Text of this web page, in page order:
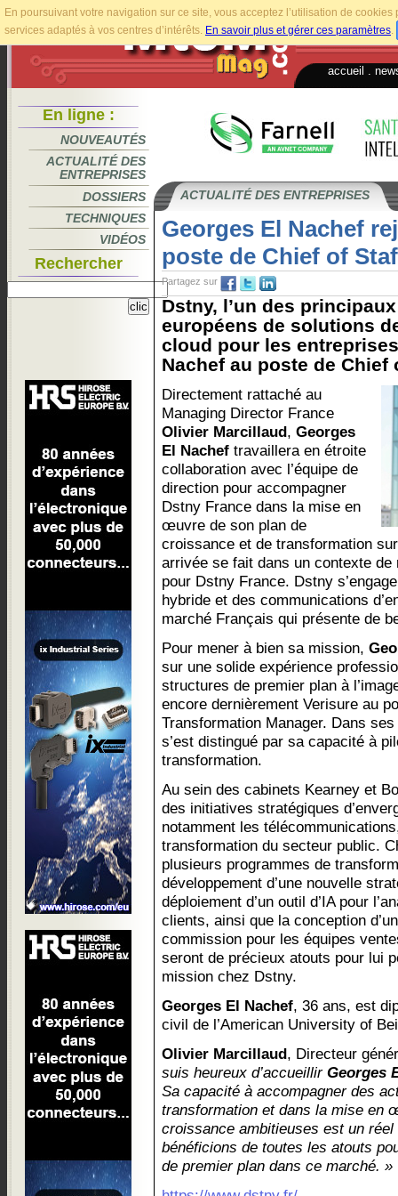
En poursuivant votre navigation sur ce site, vous acceptez l’utilisation de
services adaptés à vos centres d’intérêts. En savoir plus et gérer ces paramètres.
accueil
En ligne :
NOUVEAUTÉS
ACTUALITÉ DES
ENTREPRISES
DOSSIERS
TECHNIQUES
VIDÉOS
Rechercher
ACTUALITÉ DES ENTREPRISES
Georges El Nachef
poste de Chief of
Partagez sur
Dstny, l’un des
européens de solutions
cloud pour les
Nachef au poste de Chief
Directement rattaché au
Managing Director France
Olivier Marcillaud, Georges
El Nachef travaillera en étroite
collaboration avec l’équipe de
direction pour accompagner
Dstny France dans la mise en
œuvre de son plan de
croissance et de transformation
arrivée se fait dans un contexte
pour Dstny France. Dstny
hybride et des communications
marché Français qui présente de
Pour mener à bien sa mission,
sur une solide expérience
structures de premier plan à
encore dernièrement Verisure au
Transformation Manager. Dans
s’est distingué par sa capacité à
transformation.
Au sein des cabinets Kearney et
des initiatives stratégiques
notamment les
transformation du secteur public.
plusieurs programmes de
développement d’une nouvelle
déploiement d’un outil d’IA pour
clients, ainsi que la conception
commission pour les équipes
seront de précieux atouts pour lui
mission chez Dstny.
Georges El Nachef, 36 ans, est
civil de l’American University of
Olivier Marcillaud, Directeur
suis heureux d’accueillir Georges
Sa capacité à accompagner des
transformation et dans la mise en
croissance ambitieuses est un
bénéficions de toutes les atouts
de premier plan dans ce marché. »